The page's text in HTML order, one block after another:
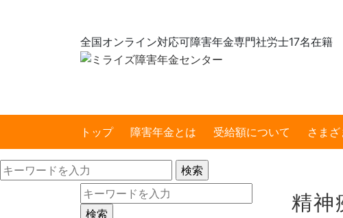
全国オンライン対応可障害年金専門社労士17名在籍
トップ 障害年金とは 受給額について さま
精神